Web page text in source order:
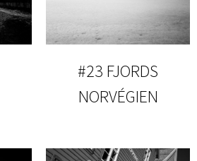
#23 FJORDS
NORVÉGIEN